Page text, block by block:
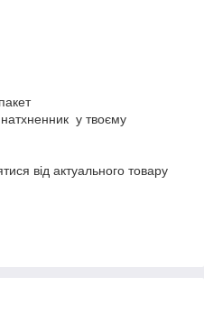
у твоєму
від актуального товару